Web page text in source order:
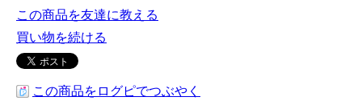
この商品を友達に教える
買い物を続ける
この商品をログピでつぶやく